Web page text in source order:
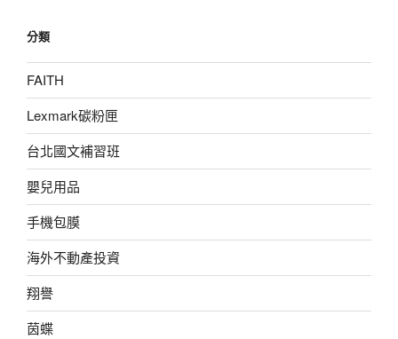
分類
FAITH
Lexmark碳粉匣
台北國文補習班
嬰兒用品
手機包膜
海外不動產投資
翔譽
茵蝶